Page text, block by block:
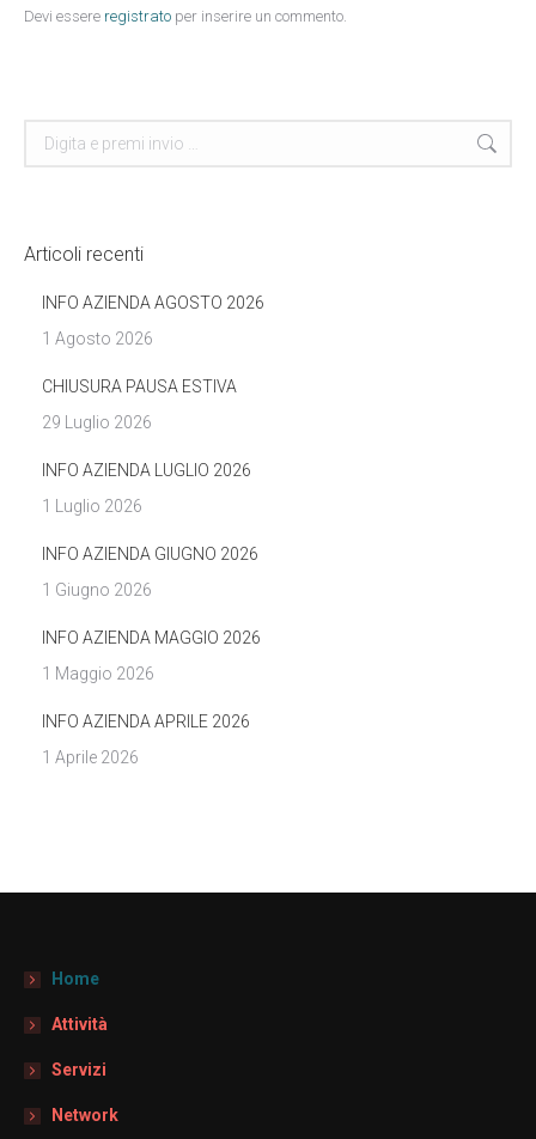
Devi essere registrato per inserire un commento.
Cerca
Articoli recenti
INFO AZIENDA AGOSTO 2026
1 Agosto 2026
CHIUSURA PAUSA ESTIVA
29 Luglio 2026
INFO AZIENDA LUGLIO 2026
1 Luglio 2026
INFO AZIENDA GIUGNO 2026
1 Giugno 2026
INFO AZIENDA MAGGIO 2026
1 Maggio 2026
INFO AZIENDA APRILE 2026
1 Aprile 2026
Home
Attività
Servizi
Network